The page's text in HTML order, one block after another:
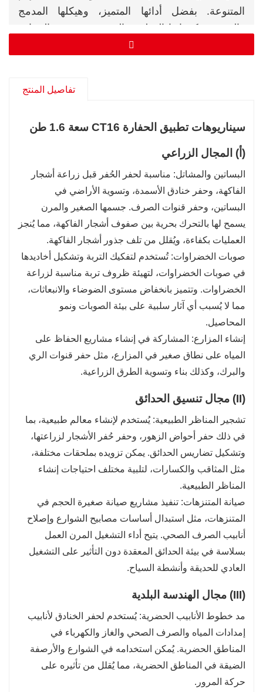
المتنوعة. بفضل أدائها المتميز، وهيكلها المدمج
والمرن، وتكويناتها الوظيفية الغنية، تتميز هذه الحفارة
عن العديد من الحفارات الصغيرة، وتُعدّ مساعدًا
الدقيق في الزراعة وتنسيق الحدائق، فإنها قادرة على
تفاصيل المنتج
سيناريوهات تطبيق الحفارة CT16 سعة 1.6 طن
(أ) المجال الزراعي
البساتين والمشاتل: مناسبة لحفر الحُفر قبل زراعة أشجار
الفاكهة، وحفر خنادق الأسمدة، وتسوية الأراضي في
البساتين، وحفر قنوات الصرف. جسمها الصغير والمرن
يسمح لها بالتحرك بحرية بين صفوف أشجار الفاكهة، مما يُنجز
العمليات بكفاءة، ويُقلل من تلف جذور أشجار الفاكهة.
صوبات الخضراوات: تُستخدم لتفكيك التربة وتشكيل أخاديدها
في صوبات الخضراوات، لتهيئة ظروف تربة مناسبة لزراعة
الخضراوات. وتتميز بانخفاض مستوى الضوضاء والانبعاثات،
مما لا يُسبب أي آثار سلبية على بيئة الصوبات ونمو
المحاصيل.
إنشاء المزارع: المشاركة في إنشاء مشاريع الحفاظ على
المياه على نطاق صغير في المزارع، مثل حفر قنوات الري
والبرك، وكذلك بناء وتسوية الطرق الزراعية.
(II) مجال تنسيق الحدائق
تشجير المناظر الطبيعية: يُستخدم لإنشاء معالم طبيعية، بما
في ذلك حفر أحواض الزهور، وحفر حُفر الأشجار لزراعتها،
وتشكيل تضاريس الحدائق. يمكن تزويده بملحقات مختلفة،
مثل المثاقب والكسارات، لتلبية مختلف احتياجات إنشاء
المناظر الطبيعية.
صيانة المتنزهات: تنفيذ مشاريع صيانة صغيرة الحجم في
المتنزهات، مثل استبدال أساسات مصابيح الشوارع وإصلاح
أنابيب الصرف الصحي. يتيح أداء التشغيل المرن العمل
بسلاسة في بيئة الحدائق المعقدة دون التأثير على التشغيل
العادي للحديقة وأنشطة السياح.
(III) مجال الهندسة البلدية
مد خطوط الأنابيب الحضرية: يُستخدم لحفر الخنادق لأنابيب
إمدادات المياه والصرف الصحي والغاز والكهرباء في
المناطق الحضرية. يُمكن استخدامه في الشوارع والأرصفة
الضيقة في المناطق الحضرية، مما يُقلل من تأثيره على
حركة المرور.